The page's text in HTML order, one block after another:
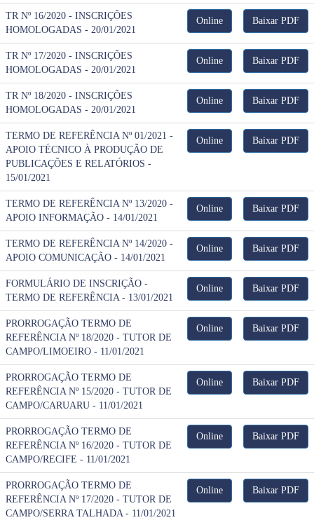
TR Nº 16/2020 - INSCRIÇÕES
HOMOLOGADAS - 20/01/2021
Online Baixar PDF
TR Nº 17/2020 - INSCRIÇÕES
HOMOLOGADAS - 20/01/2021
Online Baixar PDF
TR Nº 18/2020 - INSCRIÇÕES
HOMOLOGADAS - 20/01/2021
Online Baixar PDF
TERMO DE REFERÊNCIA Nº 01/2021 -
APOIO TÉCNICO À PRODUÇÃO DE
PUBLICAÇÕES E RELATÓRIOS -
15/01/2021
Online Baixar PDF
TERMO DE REFERÊNCIA Nº 13/2020 -
APOIO INFORMAÇÃO - 14/01/2021
Online Baixar PDF
TERMO DE REFERÊNCIA Nº 14/2020 -
APOIO COMUNICAÇÃO - 14/01/2021
Online Baixar PDF
FORMULÁRIO DE INSCRIÇÃO -
TERMO DE REFERÊNCIA - 13/01/2021
Online Baixar PDF
PRORROGAÇÃO TERMO DE
REFERÊNCIA Nº 18/2020 - TUTOR DE
CAMPO/LIMOEIRO - 11/01/2021
Online Baixar PDF
PRORROGAÇÃO TERMO DE
REFERÊNCIA Nº 15/2020 - TUTOR DE
CAMPO/CARUARU - 11/01/2021
Online Baixar PDF
PRORROGAÇÃO TERMO DE
REFERÊNCIA Nº 16/2020 - TUTOR DE
CAMPO/RECIFE - 11/01/2021
Online Baixar PDF
PRORROGAÇÃO TERMO DE
REFERÊNCIA Nº 17/2020 - TUTOR DE
CAMPO/SERRA TALHADA - 11/01/2021
Online Baixar PDF